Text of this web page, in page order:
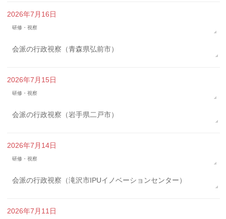
2026年7月16日
研修・視察
会派の行政視察（青森県弘前市）
2026年7月15日
研修・視察
会派の行政視察（岩手県二戸市）
2026年7月14日
研修・視察
会派の行政視察（滝沢市IPUイノベーションセンター）
2026年7月11日